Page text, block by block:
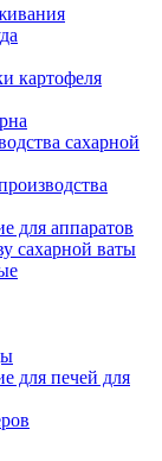
картофеля
сахарной
для аппаратов
сахарной ваты
для печей для